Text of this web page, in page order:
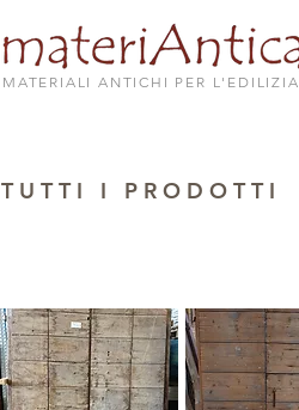
MATERIALI ANTICHI PER L'EDILIZIA
T U T T I I P R O D O T T I